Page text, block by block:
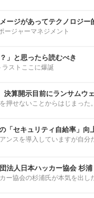
ージがあってテクノロジ
ージャーマネジメント
」と思ったら読むべき
ラストここに爆誕
決算開示目前にランサムウ
押せないことからはじまっ
「セキュリティ自給率」向
ンスを導入していますが自
法人日本ハッカー協会 杉
ー協会の杉浦氏が本気を出し